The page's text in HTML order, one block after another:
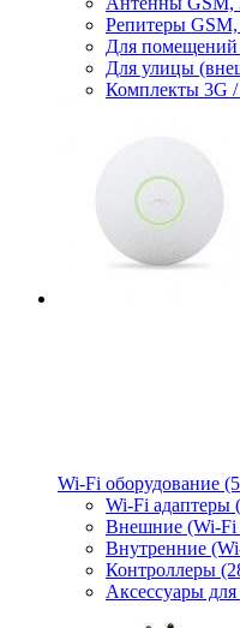
Репитеры GSM,
Для помещений
Для улицы
Комплекты 3G /
Wi-Fi оборудование
Wi-Fi адаптеры
Внешние (Wi-Fi
Внутренние
Контроллеры
Аксессуары